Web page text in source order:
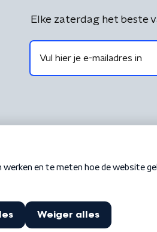
Elke zaterdag het beste